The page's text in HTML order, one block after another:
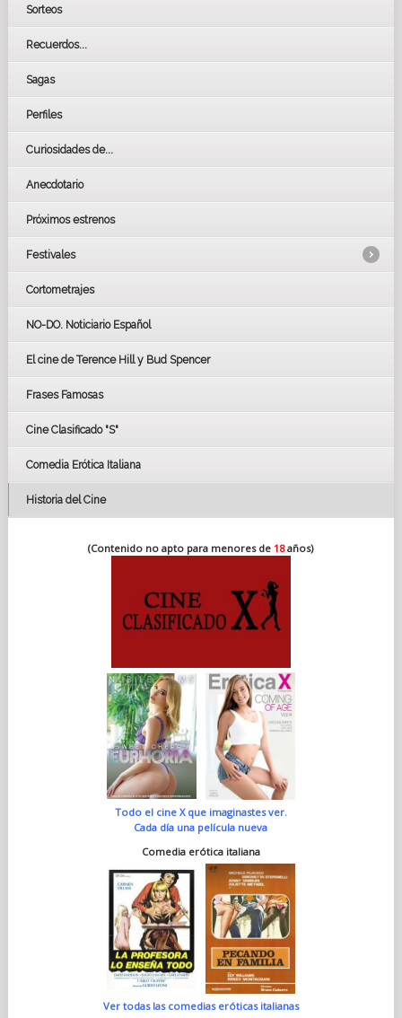
Sorteos
Recuerdos...
Sagas
Perfiles
Curiosidades de...
Anecdotario
Próximos estrenos
Festivales
LOS OSCARS
GOYAS
BAFTA
Cortometrajes
NO-DO. Noticiario Español
El cine de Terence Hill y Bud Spencer
Frases Famosas
Cine Clasificado "S"
Comedia Erótica Italiana
Historia del Cine
(Contenido no apto para menores de 18años)
Todo el cine X que imaginastes ver.
Cada día una película nueva
Comedia erótica italiana
Ver todas las comedias eróticas italianas